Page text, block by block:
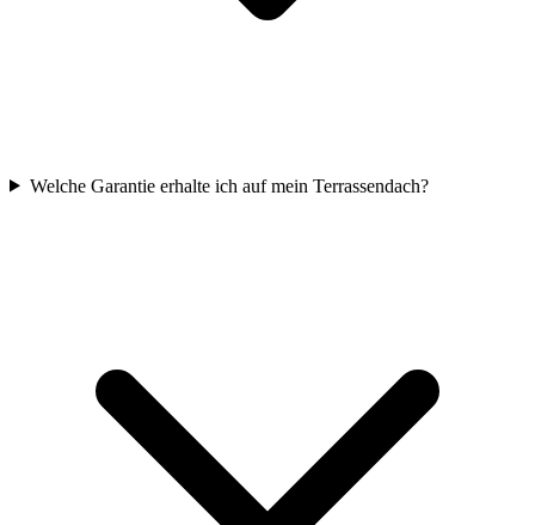
Welche Garantie erhalte ich auf mein Terrassendach?